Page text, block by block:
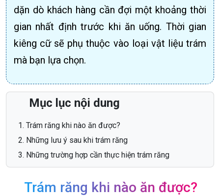
dặn dò khách hàng cần đợi một khoảng thời
gian nhất định trước khi ăn uống. Thời gian
kiêng cữ sẽ phụ thuộc vào loại vật liệu trám
mà bạn lựa chọn.
Mục lục nội dung
Trám răng khi nào ăn được?
Những lưu ý sau khi trám răng
Những trường hợp cần thực hiện trám răng
Trám răng khi nào ăn được?